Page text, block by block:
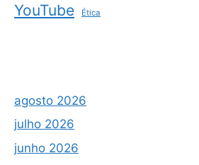
YouTube Ética
agosto 2026
julho 2026
junho 2026